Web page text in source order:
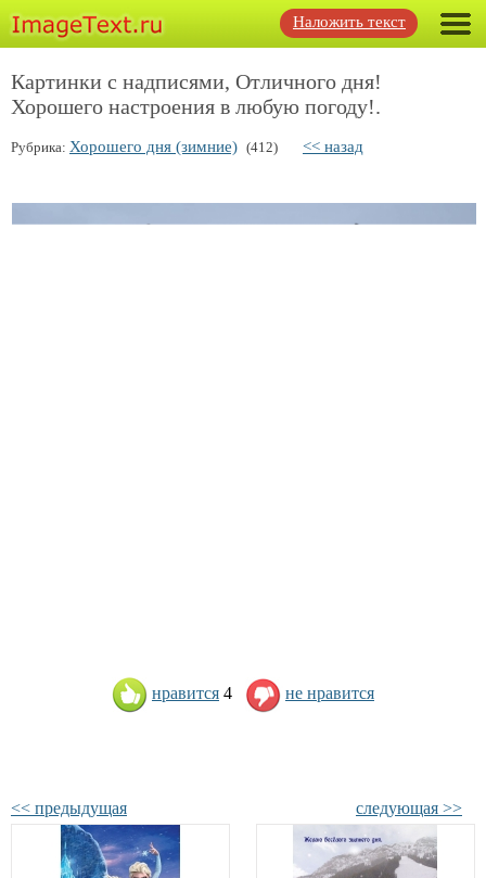
Наложить текст
Картинки с надписями, Отличного дня!
Хорошего настроения в любую погоду!.
Рубрика: Хорошего дня (зимние) (412) << назад
нравится 4 не нравится
<< предыдущая следующая >>